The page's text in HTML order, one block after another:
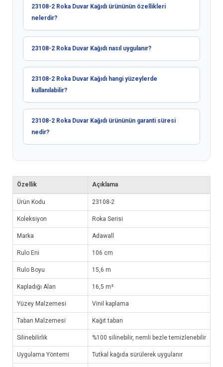
23108-2 Roka Duvar Kağıdı ürününün özellikleri
nelerdir?
23108-2 Roka Duvar Kağıdı nasıl uygulanır?
23108-2 Roka Duvar Kağıdı hangi yüzeylerde
kullanılabilir?
23108-2 Roka Duvar Kağıdı ürününün garanti süresi
nedir?
Özellik Açıklama
Ürün Kodu 23108-2
Koleksiyon Roka Serisi
Marka Adawall
Rulo Eni 106 cm
Rulo Boyu 15,6 m
Kapladığı Alan 16,5 m²
Yüzey Malzemesi Vinil kaplama
Taban Malzemesi Kağıt taban
Silinebilirlik %100 silinebilir, nemli bezle temizlenebilir
Uygulama Yöntemi Tutkal kağıda sürülerek uygulanır